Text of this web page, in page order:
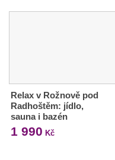
Relax v Rožnově pod
Radhoštěm: jídlo,
sauna i bazén
1 990 Kč